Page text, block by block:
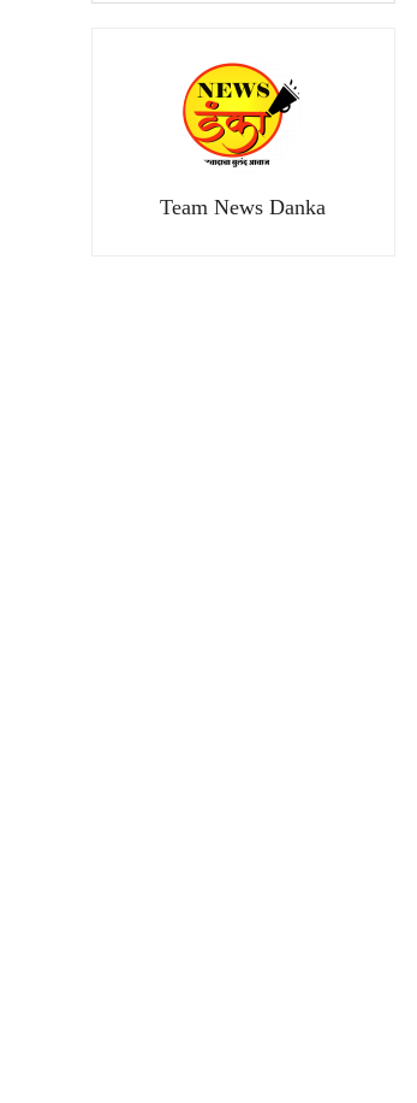
Team News Danka